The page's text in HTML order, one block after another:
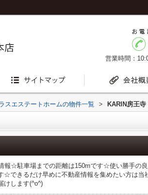
営業時間：
スエステートホームの物件一覧 > KARIN房王寺
報☆駐車場までの距離は150mです☆使い勝手の
☆できるだけ早めに不動産情報を集めたい方は
けします(^o^)